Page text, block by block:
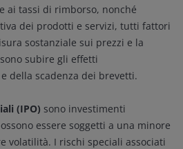
ai tassi di rimborso, nonché
dei prodotti e servizi, tutti fattori
sostanziale sui prezzi e la
subire gli effetti
della scadenza dei brevetti.
(IPO) sono investimenti
essere soggetti a una minore
volatilità. I rischi speciali associati